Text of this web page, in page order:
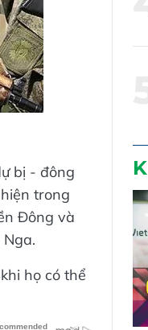
bị - đông
trong
Đông và
họ có thể